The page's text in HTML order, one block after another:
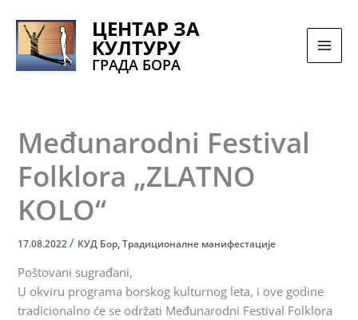
sadržaj
ЦЕНТАР ЗА
КУЛТУРУ
ГРАДА БОРА
Međunarodni Festival
Folklora „ZLATNO
KOLO“
17.08.2022/ КУД Бор ,Традиционалне манифестације
Poštovani sugrađani,
U okviru programa borskog kulturnog leta, i ove godine
tradicionalno će se održati Međunarodni Festival Folklora